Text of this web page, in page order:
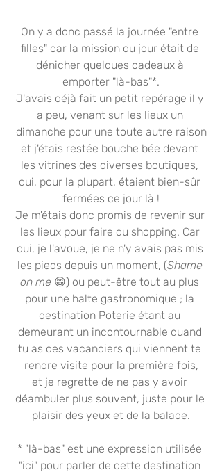
On y a donc passé la journée "entre
filles" car la mission du jour était de
dénicher quelques cadeaux à
emporter "là-bas"*.
J'avais déjà fait un petit repérage il y
a peu, venant sur les lieux un
dimanche pour une toute autre raison
et j'étais restée bouche bée devant
les vitrines des diverses boutiques,
qui, pour la plupart, étaient bien-sûr
fermées ce jour là !
Je m'étais donc promis de revenir sur
les lieux pour faire du shopping. Car
oui, je l'avoue, je ne n'y avais pas mis
les pieds depuis un moment, (Shame
on me 😁) ou peut-être tout au plus
pour une halte gastronomique ; la
destination Poterie étant au
demeurant un incontournable quand
tu as des vacanciers qui viennent te
rendre visite pour la première fois,
et je regrette de ne pas y avoir
déambuler plus souvent, juste pour le
plaisir des yeux et de la balade.
* "là-bas" est une expression utilisée
"ici" pour parler de cette destination